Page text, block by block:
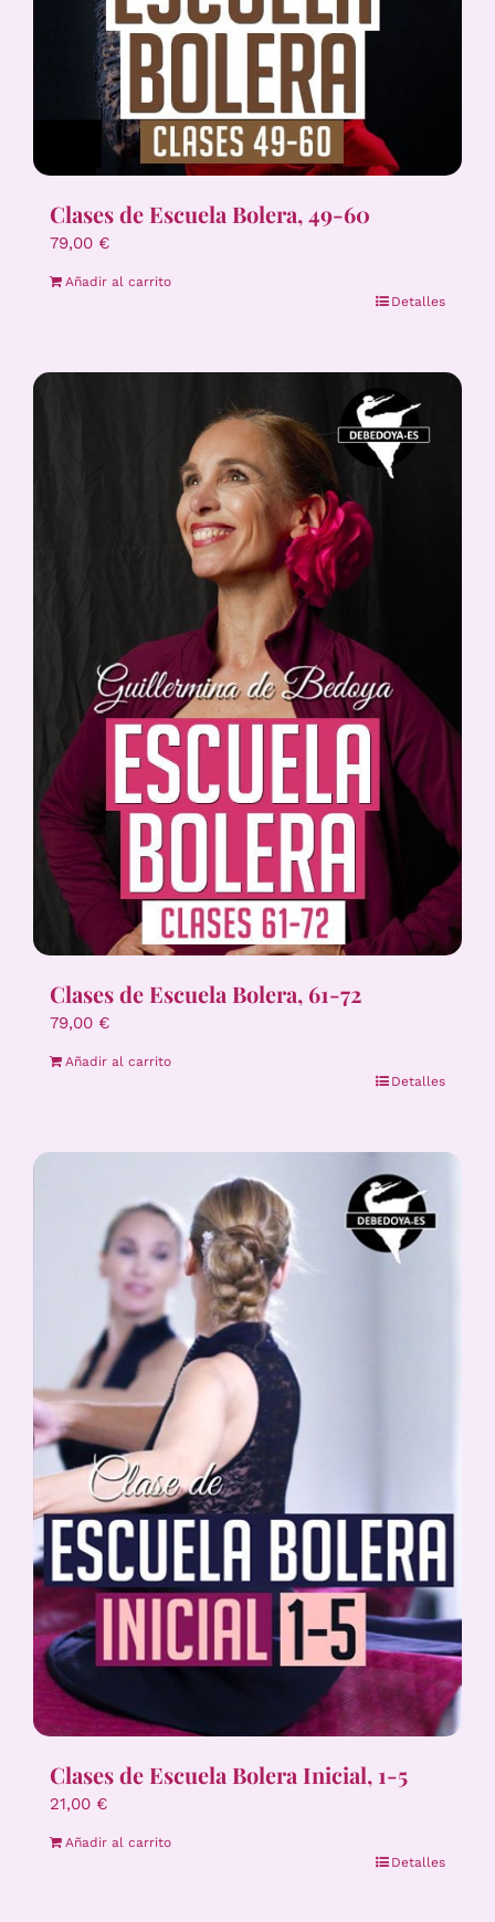
Clases de Escuela Bolera, 49-60
79,00 €
Añadir al carrito
Detalles
Clases de Escuela Bolera, 61-72
79,00 €
Añadir al carrito
Detalles
Clases de Escuela Bolera Inicial, 1-5
21,00 €
Añadir al carrito
Detalles